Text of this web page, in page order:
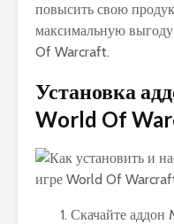
повысить свою
максимальную выгоду
Of Warcraft.
Установка
World Of
Скачайте аддон